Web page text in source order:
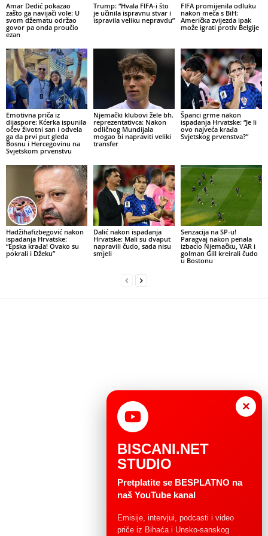
Amar Dedić pokazao
zašto ga navijači vole: U
svom džematu održao
govor pa onda proučio
ezan
Trump: “Hvala FIFA-i što
je učinila ispravnu stvar i
ispravila veliku nepravdu”
FIFA promijenila odluku
nakon meča s BiH:
Američka zvijezda ipak
može igrati protiv Belgije
Emotivna priča iz
dijaspore: Kćerka ispunila
očev životni san i odvela
ga da prvi put gleda
Bosnu i Hercegovinu na
Svjetskom prvenstvu
Njemački klubovi žele bh.
reprezentativca: Nakon
odličnog Mundijala
mogao bi napraviti veliki
transfer
Španci grme nakon
ispadanja Hrvatske: “Je li
ovo najveća krađa
Svjetskog prvenstva?”
Hadžihafizbegović nakon
ispadanja Hrvatske:
“Epska krađa! Ovako su
pokrali i Džeku”
Dalić nakon ispadanja
Hrvatske: Mali su dvaput
napravili čudo, sada nisu
smjeli
Senzacija na SP-u!
Paragvaj nakon penala
izbacio Njemačku, VAR i
golman Gill kreirali čudo
u Bostonu
×
BISCANI.NET
STUDIO
Pretplatite se BESPLATNO na
naš YouTube kanal
Emisije, intervjui, podcasti i video
priče iz Bihaća i Unsko-sanskog